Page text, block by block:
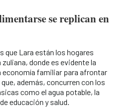
se replican en
que Lara están los hogares
donde es evidente la
economía familiar para afrontar
además, concurren con los
como el agua potable, la
educación y salud.